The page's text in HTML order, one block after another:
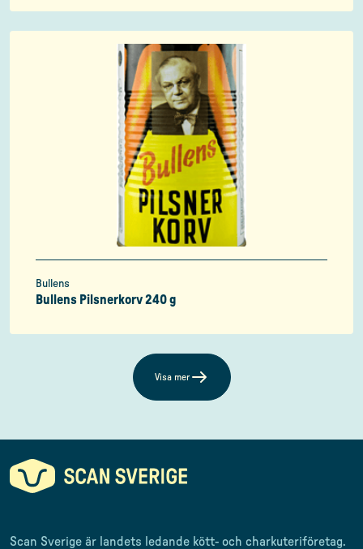
Bullens
Bullens Pilsnerkorv 240 g
Visa mer
Scan Sverige är landets ledande kött- och charkuteriföretag.